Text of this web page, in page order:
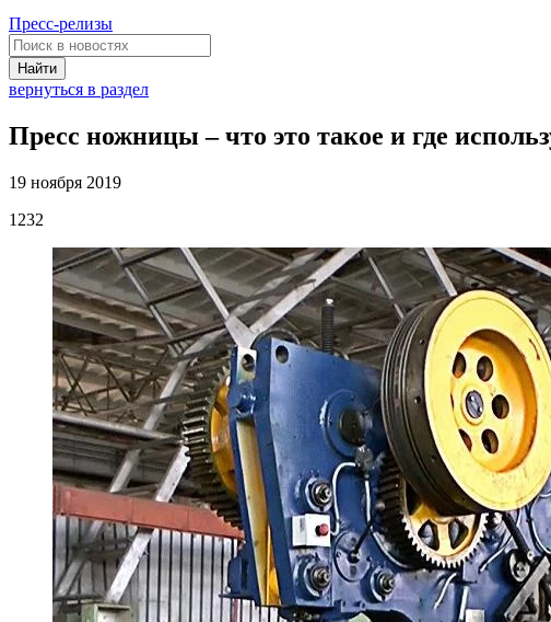
Пресс-релизы
Найти
вернуться в раздел
Пресс ножницы – что это такое и где
19 ноября 2019
1232